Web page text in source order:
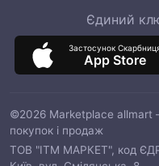
Єдиний
Застосунок
App Store
©2026 Marketplace allmart
покупок і продаж
ТОВ "ІТМ МАРКЕТ", код